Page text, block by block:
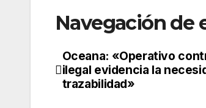
Navegación de
Oceana: «Operativo
ilegal evidencia la
trazabilidad»